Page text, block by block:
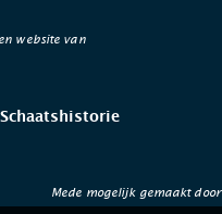
website van
Mede mogelijk gemaakt door